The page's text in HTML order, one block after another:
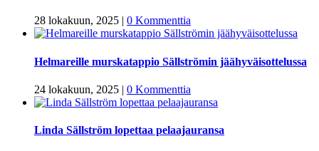
28 lokakuun, 2025 | 0 Kommenttia
Helmareille murskatappio Sällströmin jäähyväisottelussa
24 lokakuun, 2025 | 0 Kommenttia
Linda Sällström lopettaa pelaajauransa